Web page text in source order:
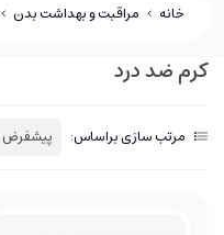
خانه > مراقبت و بهداشت بدن >
کرم ضد درد
مرتب سازی براساس: پیشفرض